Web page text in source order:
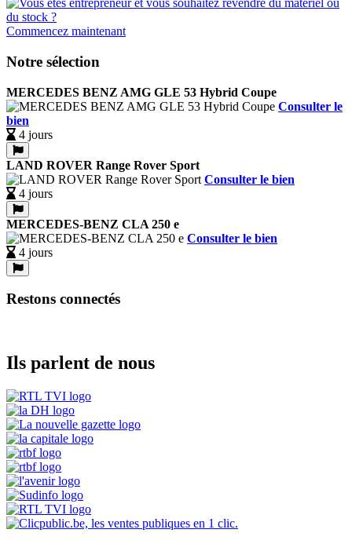
Commencez maintenant
Notre sélection
MERCEDES BENZ AMG GLE 53 Hybrid Coupe
Consulter le
bien
4 jours
LAND ROVER Range Rover Sport
Consulter le bien
4 jours
MERCEDES-BENZ CLA 250 e
Consulter le bien
4 jours
Restons connectés
Ils parlent de nous